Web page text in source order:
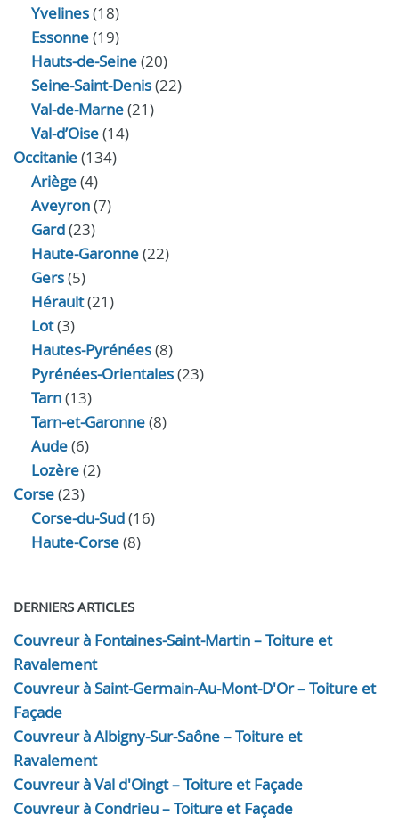
Yvelines(18)
Essonne(19)
Hauts-de-Seine(20)
Seine-Saint-Denis(22)
Val-de-Marne(21)
Val-d’Oise(14)
Occitanie(134)
Ariège(4)
Aveyron(7)
Gard(23)
Haute-Garonne(22)
Gers(5)
Hérault(21)
Lot(3)
Hautes-Pyrénées(8)
Pyrénées-Orientales(23)
Tarn(13)
Tarn-et-Garonne(8)
Aude(6)
Lozère(2)
Corse(23)
Corse-du-Sud(16)
Haute-Corse(8)
DERNIERS ARTICLES
Couvreur à Fontaines-Saint-Martin – Toiture et
Ravalement
Couvreur à Saint-Germain-Au-Mont-D'Or – Toiture et
Façade
Couvreur à Albigny-Sur-Saône – Toiture et
Ravalement
Couvreur à Val d'Oingt – Toiture et Façade
Couvreur à Condrieu – Toiture et Façade